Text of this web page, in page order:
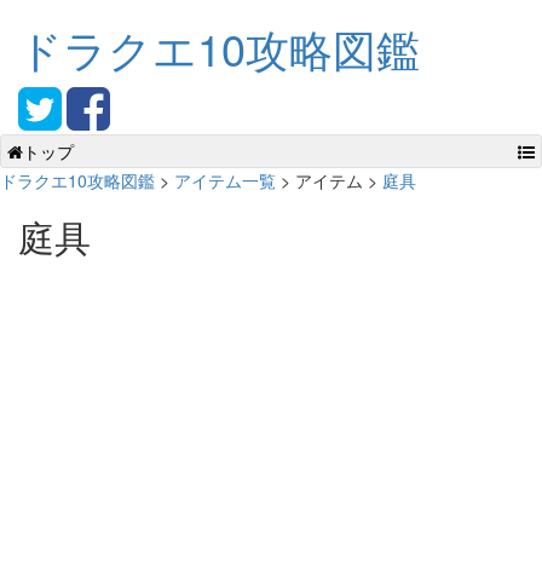
ドラクエ10攻略図鑑
トップ
ドラクエ10攻略図鑑 > アイテム一覧 > アイテム > 庭具
庭具